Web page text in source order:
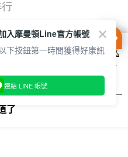
用 cookie 方式之詳情，及若您不希
cookie 設定，請參閱本網站「
隱私
站即表示您同意本公司得按本網站使
了
入摩曼頓Line官方帳號
下按鈕第一時間獲得好康訊
連結 LINE 帳號